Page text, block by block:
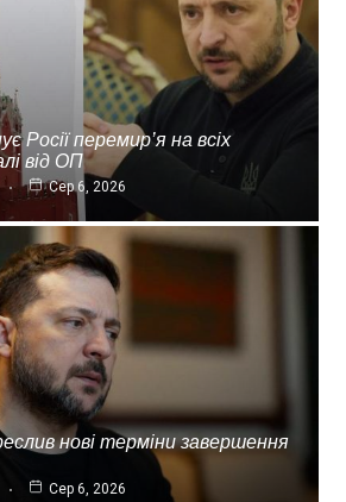
Росії перемир’я на всіх
від ОП
Сер 6, 2026
нові терміни завершення
Сер 6, 2026